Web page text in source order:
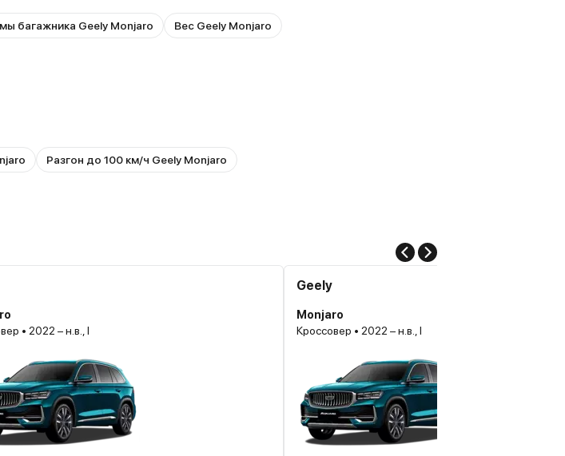
багажника Geely Monjaro Вес Geely Monjaro
Разгон до 100 км/ч Geely Monjaro
• 2022 – н.в., I
Geely
Monjaro
Кроссовер • 2022 – н.в., I